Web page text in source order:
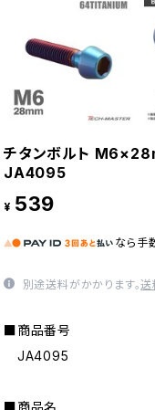
チタンボルト
JA4095
¥ 539
なら 手
別途送料がかかります。送
■商品番号
JA4095